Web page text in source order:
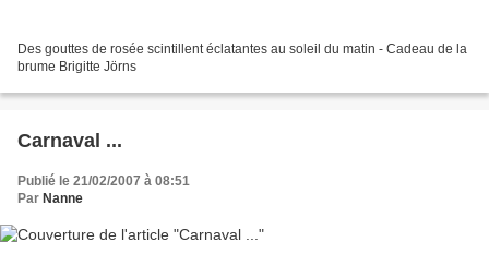
Des gouttes de rosée scintillent éclatantes au soleil du matin - Cadeau de la
brume Brigitte Jörns
Carnaval ...
Publié le 21/02/2007 à 08:51
Par Nanne